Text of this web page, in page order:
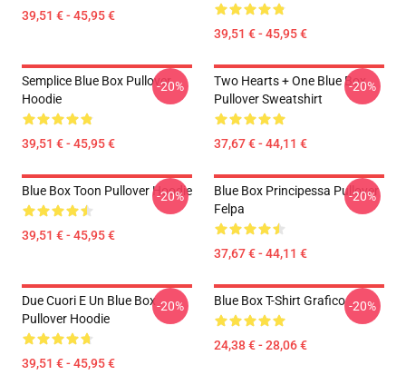
39,51 € - 45,95 €
39,51 € - 45,95 €
Semplice Blue Box Pullover
Hoodie
39,51 € - 45,95 €
-20%
Two Hearts + One Blue Box
Pullover Sweatshirt
37,67 € - 44,11 €
-20%
Blue Box Toon Pullover Hoodie
39,51 € - 45,95 €
-20%
Blue Box Principessa Pullover
Felpa
37,67 € - 44,11 €
-20%
Due Cuori E Un Blue Box
Pullover Hoodie
39,51 € - 45,95 €
-20% Blue Box T-Shirt Grafico
24,38 € - 28,06 €
-20%